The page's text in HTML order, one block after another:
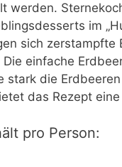
werden.
im
sich
einfache
stark die
das Rezept
pro Person: